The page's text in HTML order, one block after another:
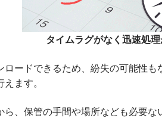
タイムラグがなく迅速処
ロードできるため、紛失の可能性
ます。
ら、保管の手間や場所なども必要